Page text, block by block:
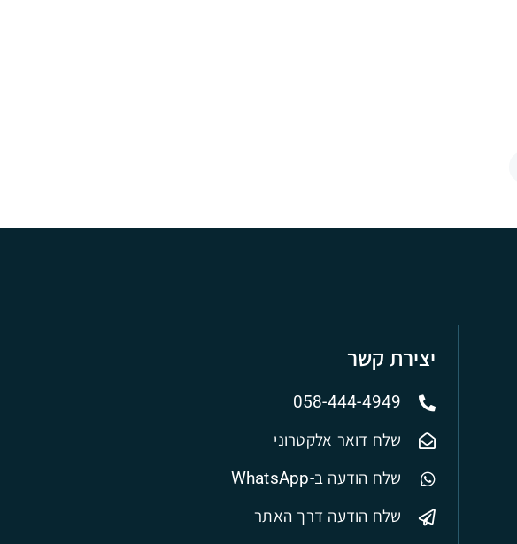
יצירת קשר
058-444-4949
שלח דואר אלקטרוני
שלח הודעה ב-WhatsApp
שלח הודעה דרך האתר